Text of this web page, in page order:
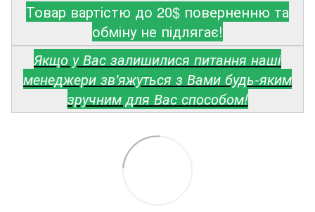
Товар вартістю до 20$ поверненню та
обміну не підлягає!
Якщо у Вас залишилися питання наші
менеджери зв'яжуться з Вами будь-яким
зручним для Вас способом!